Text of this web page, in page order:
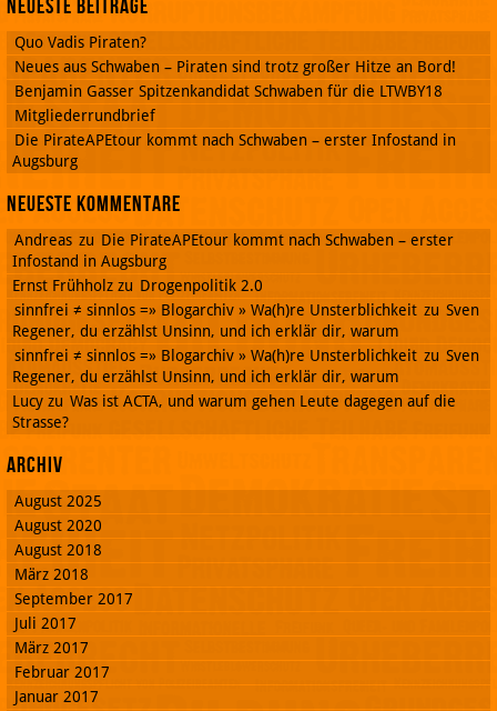
Neueste Beiträge
Quo Vadis Piraten?
Neues aus Schwaben – Piraten sind trotz großer Hitze an Bord!
Benjamin Gasser Spitzenkandidat Schwaben für die LTWBY18
Mitgliederrundbrief
Die PirateAPEtour kommt nach Schwaben – erster Infostand in
Augsburg
Neueste Kommentare
Andreas zu Die PirateAPEtour kommt nach Schwaben – erster
Infostand in Augsburg
Ernst Frühholz zu Drogenpolitik 2.0
sinnfrei ≠ sinnlos =» Blogarchiv » Wa(h)re Unsterblichkeit zu Sven
Regener, du erzählst Unsinn, und ich erklär dir, warum
sinnfrei ≠ sinnlos =» Blogarchiv » Wa(h)re Unsterblichkeit zu Sven
Regener, du erzählst Unsinn, und ich erklär dir, warum
Lucy zu Was ist ACTA, und warum gehen Leute dagegen auf die
Strasse?
Archiv
August 2025
August 2020
August 2018
März 2018
September 2017
Juli 2017
März 2017
Februar 2017
Januar 2017